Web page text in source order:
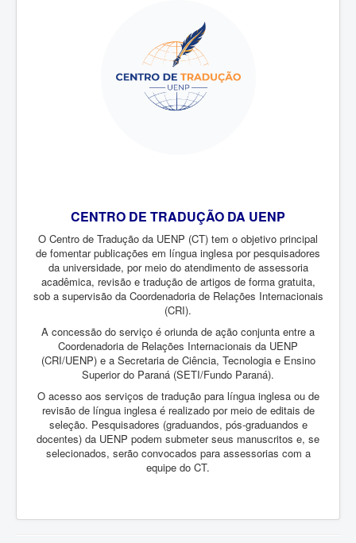
CENTRO DE TRADUÇÃO DA UENP
O Centro de Tradução da UENP (CT) tem o objetivo principal
de fomentar publicações em língua inglesa por pesquisadores
da universidade, por meio do atendimento de assessoria
acadêmica, revisão e tradução de artigos de forma gratuita,
sob a supervisão da Coordenadoria de Relações Internacionais
(CRI).
A concessão do serviço é oriunda de ação conjunta entre a
Coordenadoria de Relações Internacionais da UENP
(CRI/UENP) e a Secretaria de Ciência, Tecnologia e Ensino
Superior do Paraná (SETI/Fundo Paraná).
O acesso aos serviços de tradução para língua inglesa ou de
revisão de língua inglesa é realizado por meio de editais de
seleção. Pesquisadores (graduandos, pós-graduandos e
docentes) da UENP podem submeter seus manuscritos e, se
selecionados, serão convocados para assessorias com a
equipe do CT.